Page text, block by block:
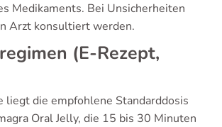
Medikaments. Bei Unsicherheiten
Arzt konsultiert werden.
(E-Rezept,
liegt die empfohlene Standarddosis
Oral Jelly, die 15 bis 30 Minuten